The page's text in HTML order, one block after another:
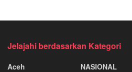
Jelajahi berdasarkan Kategori
Aceh
NASIONAL